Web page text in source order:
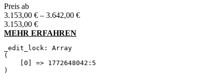
Preis ab
3.153,00 € – 3.642,00 €Preisspanne:
3.153,00 €
MEHR ERFAHREN
_edit_lock: Array
(
    [0] => 1772648042:5
)